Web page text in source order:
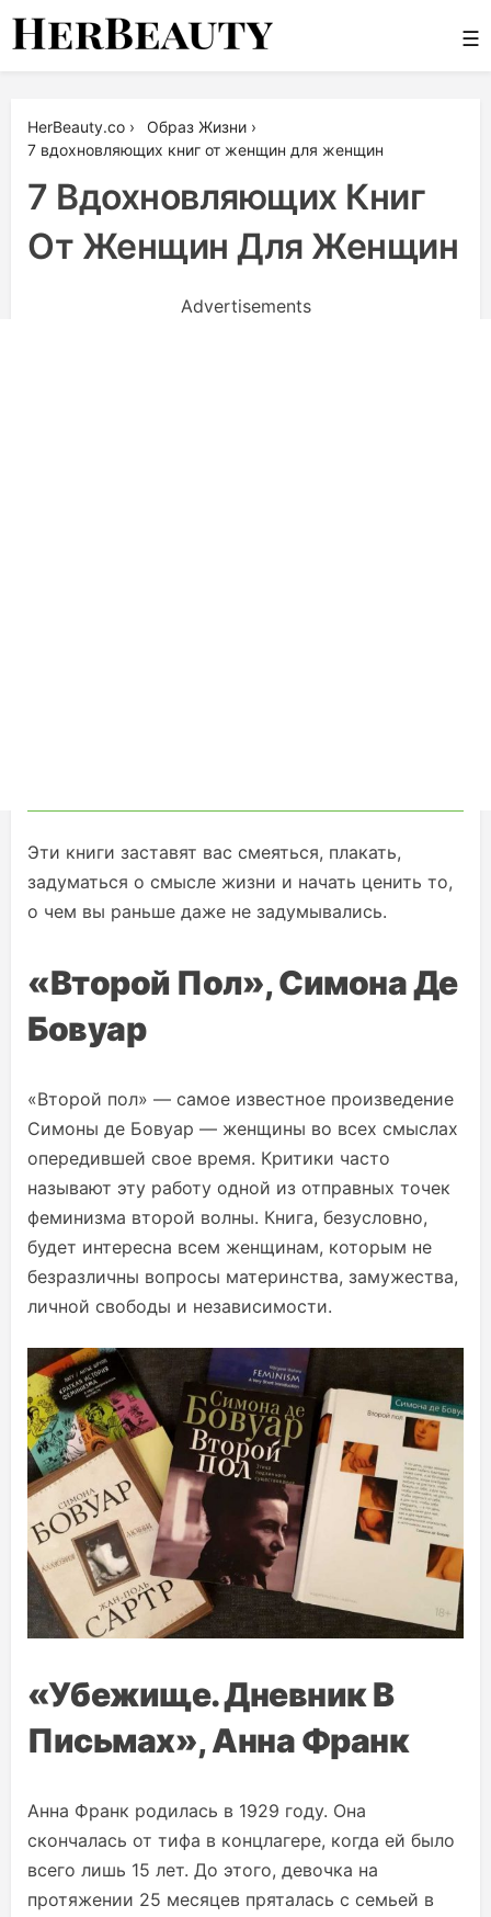
Skip
☰
HerBeauty.co › Образ Жизни ›
7 вдохновляющих книг от женщин для женщин
7 Вдохновляющих Книг
От Женщин Для Женщин
Advertisements
Эти книги заставят вас смеяться, плакать,
задуматься о смысле жизни и начать ценить то,
о чем вы раньше даже не задумывались.
«Второй Пол», Симона Де
Бовуар
«Второй пол» — самое известное произведение
Симоны де Бовуар — женщины во всех смыслах
опередившей свое время. Критики часто
называют эту работу одной из отправных точек
феминизма второй волны. Книга, безусловно,
будет интересна всем женщинам, которым не
безразличны вопросы материнства, замужества,
личной свободы и независимости.
«Убежище. Дневник В
Письмах», Анна Франк
Анна Франк родилась в 1929 году. Она
скончалась от тифа в концлагере, когда ей было
всего лишь 15 лет. До этого, девочка на
протяжении 25 месяцев пряталась с семьей в